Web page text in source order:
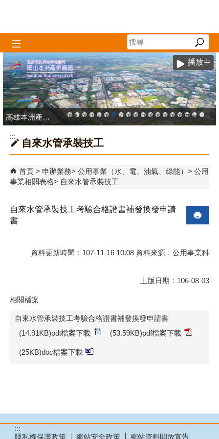
播放中
高雄市政府中小企業升級輔導網站
MEGABAY大港創艦
高雄金融科技創新園區
工廠登記線上申辦系統
和發產業園區
高雄工業資訊平台
高雄本洲產業園區服務中心
公司、商業登記主題網
高雄市友善商家
高雄市政府經濟發展局-
工業管線防災教育資
高雄市綠能管理資
高雄市綠能管理
高雄淨零商轉
高雄招商網
高雄會展網
專刊『雄
雄心高
「我
高雄本洲產業園區服務中心
:::
自來水管承裝技工
首頁 申辦業務 公用事業（水、電、油氣、綠能）
公用
事業相關表格
自來水管承裝技工
自來水管承裝技工考驗合格證書補發換發申請
書
資料更新時間：107-11-16 10:08 資料來源：公用事業科
上版日期：106-08-03
相關檔案
自來水管承裝技工考驗合格證書補發換發申請書
(14.91KB)odt檔案下載
(53.59KB)pdf檔案下載
(25KB)doc檔案下載
:::
隱私權保護政策
網站安全政策 網站資料開放宣告